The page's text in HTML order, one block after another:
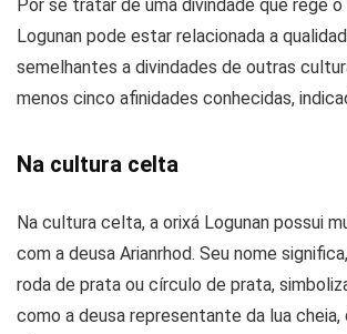
Por se tratar de uma divindade que rege
Logunan pode estar relacionada a
semelhantes a divindades de outras
menos cinco afinidades conhecidas,
Na cultura celta
Na cultura celta, a orixá Logunan possui
com a deusa Arianrhod. Seu nome
roda de prata ou círculo de prata,
como a deusa representante da lua